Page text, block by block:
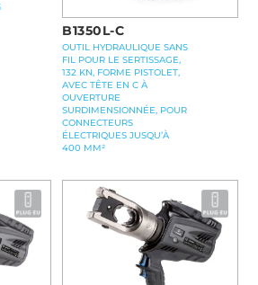
B1350L-C
OUTIL HYDRAULIQUE SANS
FIL POUR LE SERTISSAGE,
132 KN, FORME PISTOLET,
AVEC TÊTE EN C À
OUVERTURE
SURDIMENSIONNÉE, POUR
CONNECTEURS
ÉLECTRIQUES JUSQU’À
400 MM²